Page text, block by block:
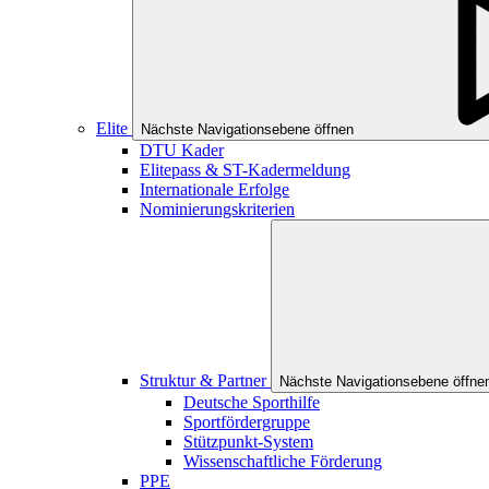
Elite Nächste Navigationsebene öffnen
DTU Kader
Elitepass & ST-Kadermeldung
Internationale Erfolge
Nominierungskriterien
Struktur & Partner Nächste Navigationsebene
Deutsche Sporthilfe
Sportfördergruppe
Stützpunkt-System
Wissenschaftliche Förderung
PPE